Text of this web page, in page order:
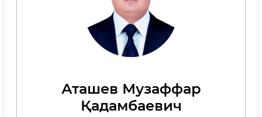
Аташев Музаффар
Қадамбаевич